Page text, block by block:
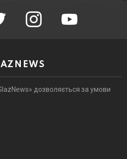
twitter instagram youtube
дозволяється за умови